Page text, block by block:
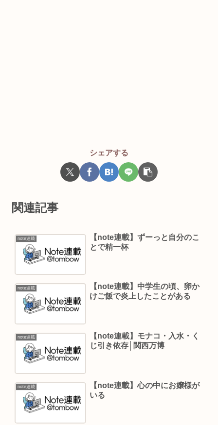
シェアする
関連記事
note連載
【note連載】ずーっと自分のこ
とで精一杯
note連載
【note連載】中学生の頃、卵か
けご飯で炎上したことがある
note連載
【note連載】モナコ・入水・く
じ引き依存│関西万博
note連載
【note連載】心の中にお嬢様が
いる